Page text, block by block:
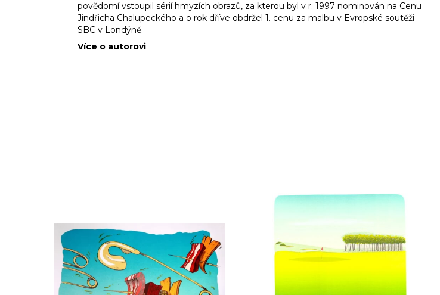
povědomí vstoupil sérií hmyzích obrazů, za kterou byl v r. 1997 nominován na Cenu
Jindřicha Chalupeckého a o rok dříve obdržel 1. cenu za malbu v Evropské soutěži
SBC v Londýně.
Více o autorovi